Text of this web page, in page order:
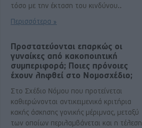
τόσο με την έκταση του κινδύνου..
Περισσότερα »
Προστατεύονται επαρκώς οι
γυναίκες από κακοποιητική
συμπεριφορά; Ποιες πρόνοιες
έχουν ληφθεί στο Νομοσχέδιο;
Στο Σχέδιο Νόμου που προτείνεται
καθιερώνονται αντικειμενικά κριτήρια
κακής άσκησης γονικής μέριμνας, μεταξύ
των οποίων περιλαμβάνεται και η τέλεση